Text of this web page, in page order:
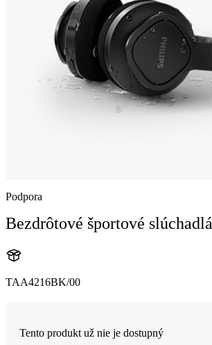
Podpora
Bezdrôtové športové slúchadlá
TAA4216BK/00
Tento produkt už nie je dostupný